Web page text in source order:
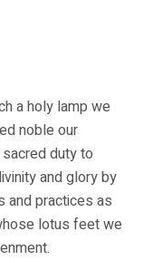
a holy lamp we
noble our
duty to
and glory by
and practices as
lotus feet we